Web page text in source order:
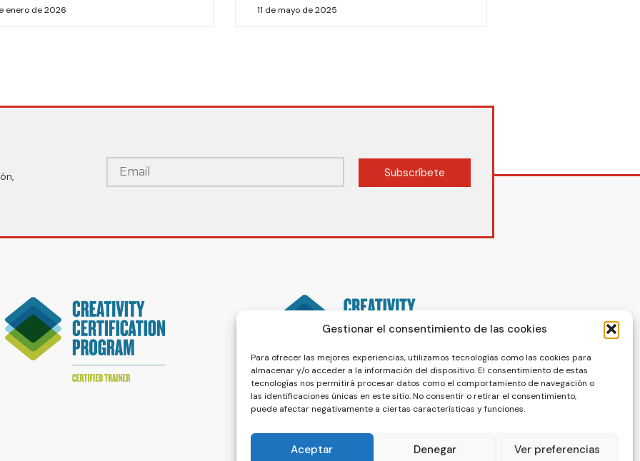
Gestionar el consentimiento de las cookies
Para ofrecer las mejores experiencias, utilizamos tecnologías como las cookies para
almacenar y/o acceder a la información del dispositivo. El consentimiento de estas
tecnologías nos permitirá procesar datos como el comportamiento de navegación o
las identificaciones únicas en este sitio. No consentir o retirar el consentimiento,
puede afectar negativamente a ciertas características y funciones.
Aceptar Denegar Ver preferencias
enero de 2026 11 de mayo de 2025
Subscríbete